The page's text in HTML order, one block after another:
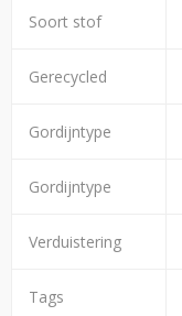
Soort stof
Gerecycled
Gordijntype
Gordijntype
Verduistering
Tags